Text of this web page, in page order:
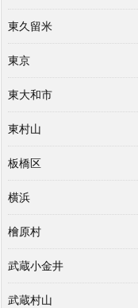
東久留米
東京
東大和市
東村山
板橋区
横浜
檜原村
武蔵小金井
武蔵村山